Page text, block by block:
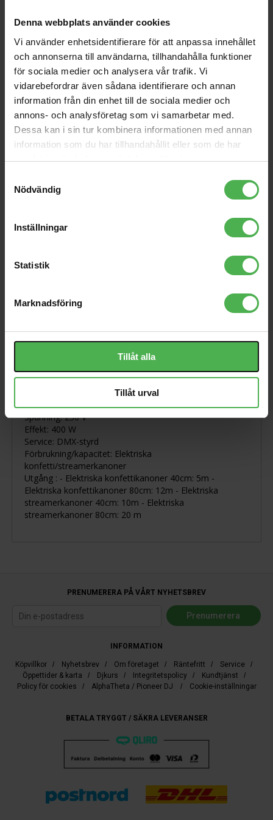
Denna webbplats använder cookies
Vi använder enhetsidentifierare för att anpassa innehållet
och annonserna till användarna, tillhandahålla funktioner
för sociala medier och analysera vår trafik. Vi
vidarebefordrar även sådana identifierare och annan
information från din enhet till de sociala medier och
annons- och analysföretag som vi samarbetar med.
Dessa kan i sin tur kombinera informationen med annan
information som du har tillhandahållit eller som de har
samlat in när du har använt deras tjänster.
Nödvändig
Inställningar
Statistik
Marknadsföring
Tillåt alla
Tillåt urval
Bubbletron EXL GO
2590 kr 285 kr
1x6.3mm Ma > 1x6.3mm
Ma 1.5m STEREO
89 kr
SONAR-112XI
4790 kr
1x6.3mm Ma ST >
1x3.5mm Ma ST 1.5m
119 kr
Insert Direct-out Adaptor
200 kr
Den nya Shot Base DMX är det första professionella
att avfyra förfyllda elektriska konfetti och/eller
streamerkanoner. Föreställ dig de oändliga
SPECIFIKATIONER
Storlek: 28 x 28 x 12 cm
Vikt: 10 kg
Spänning: 230 V
Effekt: 400 W
Service: DMX-styrd
Förbrukning/kapacitet: Elektriska
konfetti/streamerkanoner
Utgång : - Elektriska konfettikanoner 40cm: 5m -
Elektriska konfettikanoner 80cm: 12m - Elektriska
streamerkanoner 40cm: 10m - Elektriska
streamerkanoner 80cm: 20 m
PRENUMERERA PÅ VÅRT NYHETSBREV
INFORMATION
Köpvillkor / Nyhetsbrev / Om företaget / Räntefritt / Service /
Öppettider & karta / Djkurs / Integritetspolicy / Kundtjänst /
Policy för cookies / AlphaTheta / Pioneer DJ / Cookie-inställningar
BETALA TRYGGT / SÄKRA LEVERANSER